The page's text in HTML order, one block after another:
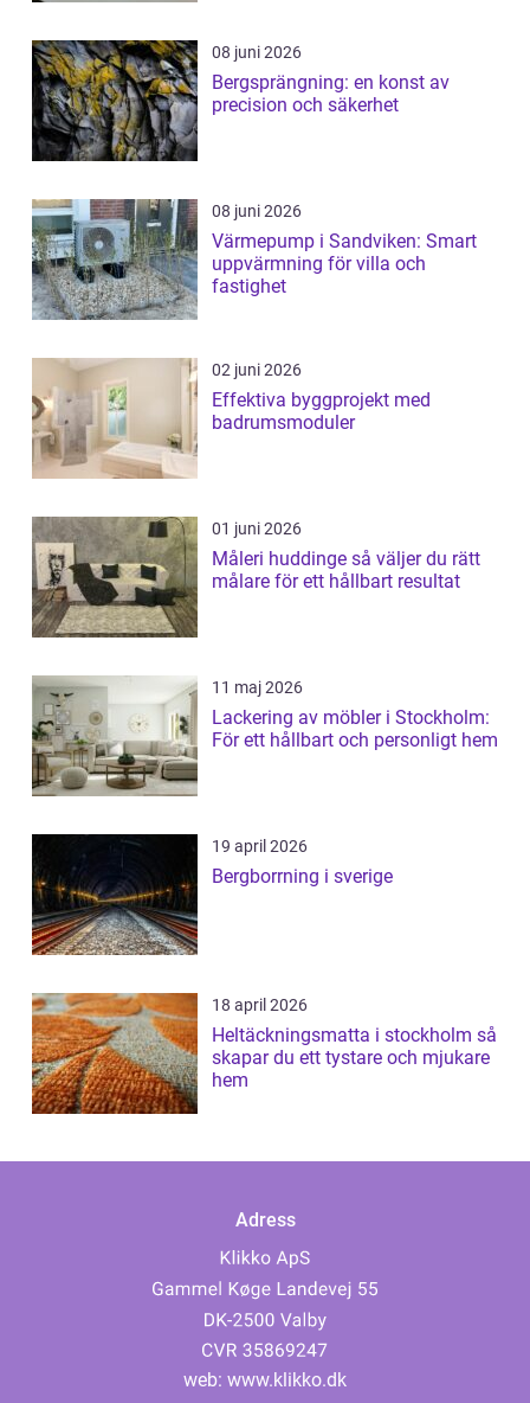
08 juni 2026
Bergsprängning: en konst av
precision och säkerhet
08 juni 2026
Värmepump i Sandviken: Smart
uppvärmning för villa och
fastighet
02 juni 2026
Effektiva byggprojekt med
badrumsmoduler
01 juni 2026
Måleri huddinge så väljer du rätt
målare för ett hållbart resultat
11 maj 2026
Lackering av möbler i Stockholm:
För ett hållbart och personligt hem
19 april 2026
Bergborrning i sverige
18 april 2026
Heltäckningsmatta i stockholm så
skapar du ett tystare och mjukare
hem
Adress
web: www.klikko.dk